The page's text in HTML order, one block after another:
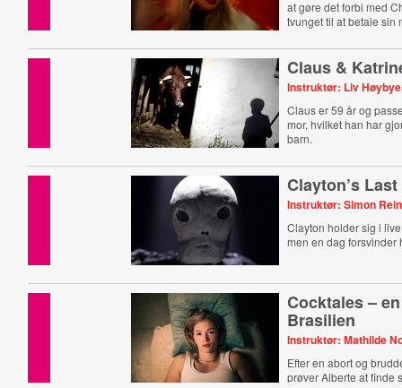
at gøre det forbi med
tvunget til at betale
Claus &
Instruktør: Liv
Claus er 59 år og
mor, hvilket han har
barn.
Clayton’s
Instruktør: Simon
Clayton holder sig i
men en dag forsvinder
Cocktales –
Brasilien
Instruktør: Mathilde
Efter en abort og
prøver Alberte at finde